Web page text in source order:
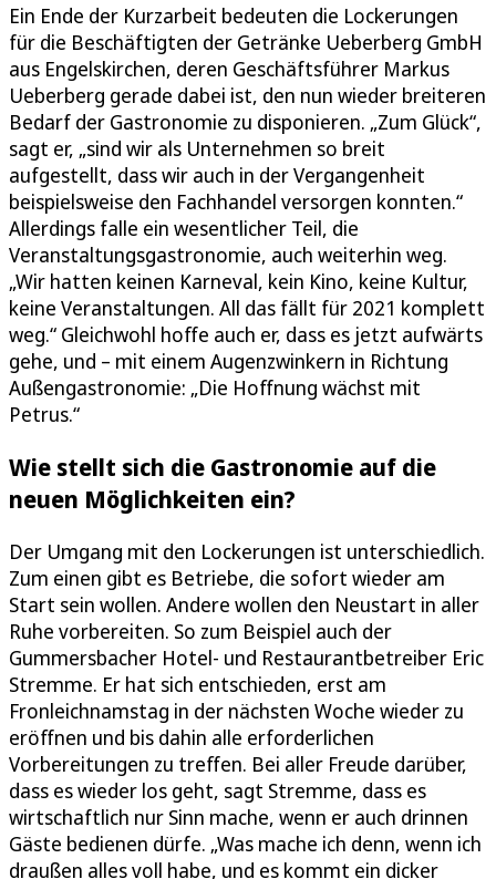
Ein Ende der Kurzarbeit bedeuten die Lockerungen
für die Beschäftigten der Getränke Ueberberg GmbH
aus Engelskirchen, deren Geschäftsführer Markus
Ueberberg gerade dabei ist, den nun wieder breiteren
Bedarf der Gastronomie zu disponieren. „Zum Glück“,
sagt er, „sind wir als Unternehmen so breit
aufgestellt, dass wir auch in der Vergangenheit
beispielsweise den Fachhandel versorgen konnten.“
Allerdings falle ein wesentlicher Teil, die
Veranstaltungsgastronomie, auch weiterhin weg.
„Wir hatten keinen Karneval, kein Kino, keine Kultur,
keine Veranstaltungen. All das fällt für 2021 komplett
weg.“ Gleichwohl hoffe auch er, dass es jetzt aufwärts
gehe, und – mit einem Augenzwinkern in Richtung
Außengastronomie: „Die Hoffnung wächst mit
Petrus.“
Wie stellt sich die Gastronomie auf die
neuen Möglichkeiten ein?
Der Umgang mit den Lockerungen ist unterschiedlich.
Zum einen gibt es Betriebe, die sofort wieder am
Start sein wollen. Andere wollen den Neustart in aller
Ruhe vorbereiten. So zum Beispiel auch der
Gummersbacher Hotel- und Restaurantbetreiber Eric
Stremme. Er hat sich entschieden, erst am
Fronleichnamstag in der nächsten Woche wieder zu
eröffnen und bis dahin alle erforderlichen
Vorbereitungen zu treffen. Bei aller Freude darüber,
dass es wieder los geht, sagt Stremme, dass es
wirtschaftlich nur Sinn mache, wenn er auch drinnen
Gäste bedienen dürfe. „Was mache ich denn, wenn ich
draußen alles voll habe, und es kommt ein dicker